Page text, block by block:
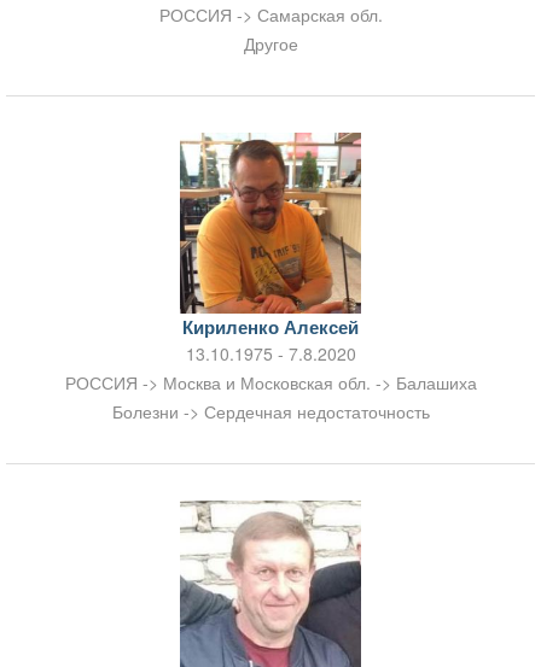
РОССИЯ -> Самарская обл.
Другое
Кириленко Алексей
13.10.1975 - 7.8.2020
РОССИЯ -> Москва и Московская обл. -> Балашиха
Болезни -> Сердечная недостаточность